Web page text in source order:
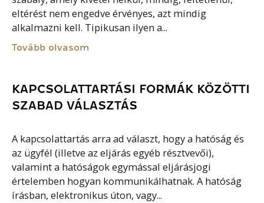
eltérést nem engedve érvényes, azt mindig
alkalmazni kell. Tipikusan ilyen a...
Tovább olvasom
KAPCSOLATTARTÁSI FORMÁK KÖZÖTTI
SZABAD VÁLASZTÁS
A kapcsolattartás arra ad választ, hogy a hatóság és
az ügyfél (illetve az eljárás egyéb résztvevői),
valamint a hatóságok egymással eljárásjogi
értelemben hogyan kommunikálhatnak. A hatóság
írásban, elektronikus úton, vagy...